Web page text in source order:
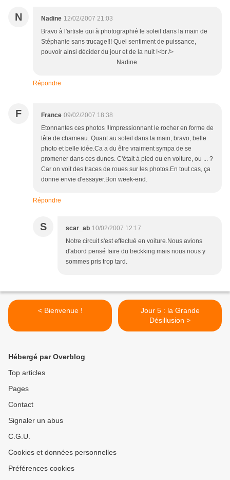
N Nadine 12/02/2007 21:03
Bravo à l'artiste qui à photographié le soleil dans la main de
Stéphanie sans trucage!!! Quel sentiment de puissance,
pouvoir ainsi décider du jour et de la nuit !<br />
Nadine
Répondre
F France 09/02/2007 18:38
Etonnantes ces photos !!Impressionnant le rocher en forme de
tête de chameau. Quant au soleil dans la main, bravo, belle
photo et belle idée.Ca a du être vraiment sympa de se
promener dans ces dunes. C'était à pied ou en voiture, ou ... ?
Car on voit des traces de roues sur les photos.En tout cas, ça
donne envie d'essayer.Bon week-end.
Répondre
S scar_ab 10/02/2007 12:17
Notre circuit s'est effectué en voiture.Nous avions
d'abord pensé faire du treckking mais nous nous y
sommes pris trop tard.
< Bienvenue !
Jour 5 : la Grande
Désillusion >
Hébergé par Overblog
Top articles
Pages
Contact
Signaler un abus
C.G.U.
Cookies et données personnelles
Préférences cookies